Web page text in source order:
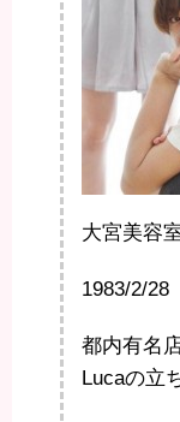
大宮美容
1983/2/
都内有名
Lucaの立